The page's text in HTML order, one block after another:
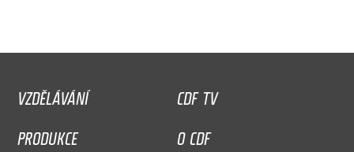
VZDĚLÁVÁNÍ
CDF TV
PRODUKCE
O CDF